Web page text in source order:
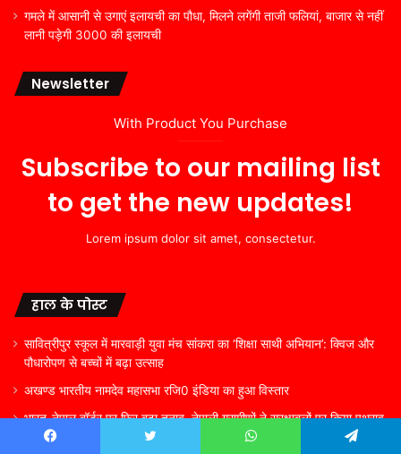
गमले में आसानी से उगाएं इलायची का पौधा, मिलने लगेंगी ताजी फलियां, बाजार से नहीं
लानी पड़ेगी 3000 की इलायची
Newsletter
With Product You Purchase
Subscribe to our mailing list
to get the new updates!
Lorem ipsum dolor sit amet, consectetur.
हाल के पोस्ट
सावित्रीपुर स्कूल में मारवाड़ी युवा मंच सांकरा का ‘शिक्षा साथी अभियान’: क्विज और
पौधारोपण से बच्चों में बढ़ा उत्साह
अखण्ड भारतीय नामदेव महासभा रजि0 इंडिया का हुआ विस्तार
भारत-नेपाल बॉर्डर पर फिर बढ़ा तनाव, नेपाली ग्रामीणों ने सुरक्षाबलों पर किया पथराव,
बिहार के थाने में FIR दर्ज